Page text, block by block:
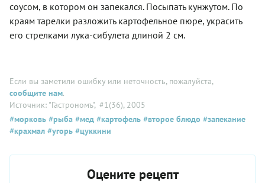
соусом, в котором он запекался. Посыпать кунжутом. По
краям тарелки разложить картофельное пюре, украсить
его стрелками лука-сибулета длиной 2 см.
Если вы заметили ошибку или неточность, пожалуйста,
сообщите нам.
Источник: "Гастрономъ", #1(36), 2005
#морковь #рыба #мед #картофель #второе блюдо #запекание
#крахмал #угорь #цуккини
Оцените рецепт